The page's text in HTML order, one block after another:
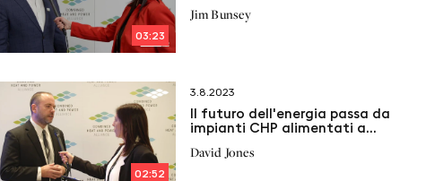
03:23
impianti di cogenerazione?
Jim Bunsey
02:52
3.8.2023
Il futuro dell'energia passa da
impianti CHP alimentati a
David Jones